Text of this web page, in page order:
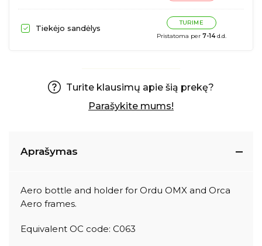
Tiekėjo sandėlys
TURIME
Pristatoma per 7-14d.d.
Turite klausimų apie šią prekę?
Parašykite mums!
Aprašymas
Aero bottle and holder for Ordu OMX and Orca
Aero frames.
Equivalent OC code: C063